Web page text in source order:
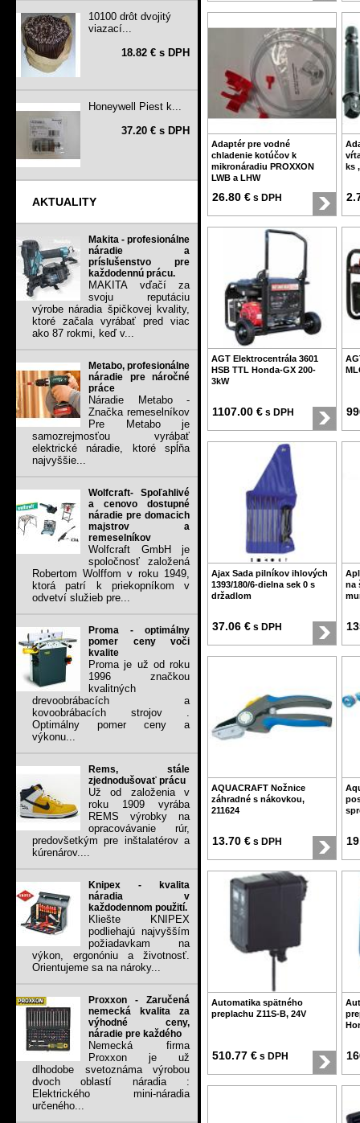
10100 drôt dvojitý
viazací...
18.82 € s DPH
Honeywell Piest k...
37.20 € s DPH
AKTUALITY
Makita - profesionálne
náradie a
príslušenstvo pre
každodennú prácu.
MAKITA vďačí za
svoju reputáciu
výrobe náradia špičkovej kvality,
ktoré začala vyrábať pred viac
ako 87 rokmi, keď v...
Metabo, profesionálne
náradie pre náročné
práce
Náradie Metabo -
Značka remeselníkov
Pre Metabo je
samozrejmosťou vyrábať
elektrické náradie, ktoré spĺňa
najvyššie...
Wolfcraft- Spoľahlivé
a cenovo dostupné
náradie pre domacich
majstrov a
remeselníkov
Wolfcraft GmbH je
spoločnosť založená
Robertom Wolffom v roku 1949,
ktorá patrí k priekopníkom v
odvetví služieb pre...
Proma - optimálny
pomer ceny voči
kvalite
Proma je už od roku
1996 značkou
kvalitných
drevoobrábacích a
kovoobrábacích strojov .
Optimálny pomer ceny a
výkonu...
Rems, stále
zjednodušovať prácu
Už od založenia v
roku 1909 vyrába
REMS výrobky na
opracovávanie rúr,
predovšetkým pre inštalatérov a
kúrenárov....
Knipex - kvalita
náradia v
každodennom použití.
Kliešte KNIPEX
podliehajú najvyšším
požiadavkam na
výkon, ergonóniu a životnosť.
Orientujeme sa na nároky...
Proxxon - Zaručená
nemecká kvalita za
výhodné ceny,
náradie pre každého
Nemecká firma
Proxxon je už
dlhodobe svetoznáma výrobou
dvoch oblastí náradia :
Elektrického mini-náradia
určeného...
Adaptér pre vodné
chladenie kotúčov k
mikronáradiu PROXXON
LWB a LHW
26.80 € s DPH
ks
AGT Elektrocentrála 3601
HSB TTL Honda-GX 200-
3kW
1107.00 € s DPH
Ajax Sada pilníkov ihlových
1393/180/6-dielna sek 0 s
držadlom
37.06 € s DPH
na
AQUACRAFT Nožnice
záhradné s nákovkou,
211624
13.70 € s DPH
Automatika spätného
preplachu Z11S-B, 24V
510.77 € s DPH